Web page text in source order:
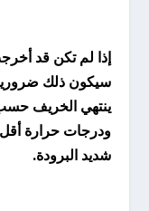
إذا لم تكن قد
سيكون ذلك
ينتهي الخريف حسب
شديد البرودة.